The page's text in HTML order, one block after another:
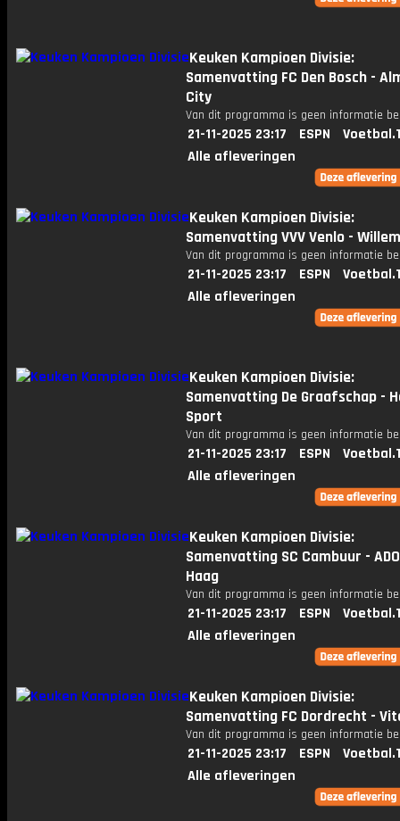
Keuken Kampioen Divisie:
Samenvatting FC Den Bosch -
City
Van dit programma is geen informatie
21-11-2025 23:17 ESPN
Alle afleveringen
Keuken Kampioen Divisie:
Samenvatting VVV Venlo -
Van dit programma is geen informatie
21-11-2025 23:17 ESPN
Alle afleveringen
Keuken Kampioen Divisie:
Samenvatting De Graafschap -
Sport
Van dit programma is geen informatie
21-11-2025 23:17 ESPN
Alle afleveringen
Keuken Kampioen Divisie:
Samenvatting SC Cambuur -
Haag
Van dit programma is geen informatie
21-11-2025 23:17 ESPN
Alle afleveringen
Keuken Kampioen Divisie:
Samenvatting FC Dordrecht -
Van dit programma is geen informatie
21-11-2025 23:17 ESPN
Alle afleveringen